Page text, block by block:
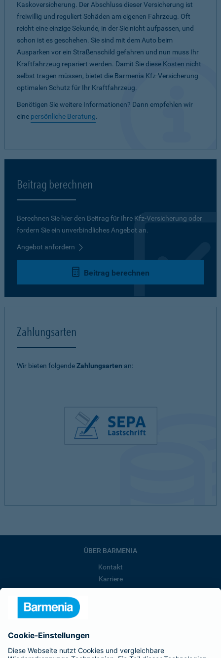
Kaskoversicherung. Der Abschluss dieser Versicherung ist
freiwillig und reguliert Schäden am eigenen Fahrzeug. Oft
reicht eine einzige Sekunde, in der Sie nicht aufpassen, und
schon ist es geschehen. Sie sind mit dem Auto beim
Ausparken vor ein Straßenschild gefahren und nun muss Ihr
Kraftfahrzeug repariert werden. Damit Sie diese Kosten nicht
selbst tragen müssen, bietet die Barmenia Kfz-Versicherung
optimalen Schutz für Ihr Kraftfahrzeug.
Benötigen Sie weitere Informationen? Dann empfehlen wir
eine persönliche Beratung.
Beitrag berechnen
Berechnen Sie hier den Beitrag für Ihre Kfz-Versicherung oder
fordern Sie ein unverbindliches Angebot an.
Angebot anfordern
Beitrag berechnen
Zahlungsarten
Wir bieten folgendeZahlungsarten an:
ÜBER BARMENIA
Kontakt
Karriere
Barmenia ist Teil der BarmeniaGothaer